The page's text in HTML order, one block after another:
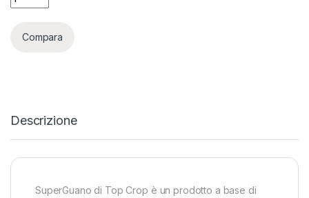
Compara
Descrizione
SuperGuano di Top Crop è un prodotto a base di